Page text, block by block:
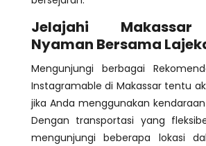
Jelajahi
Nyaman Bersama
Mengunjungi berbagai
Instagramable di Makassar tentu
jika Anda menggunakan
Dengan transportasi yang
mengunjungi beberapa lokasi